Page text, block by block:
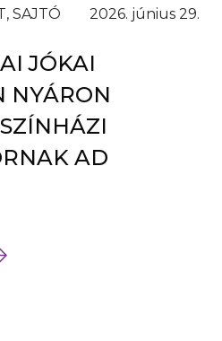
SAJTÓ 2026. június 29.
JÓKAI
NYÁRON
AD